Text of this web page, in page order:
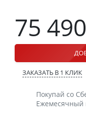
75 490
ЗАКАЗАТЬ В 1 КЛИК
Покупай со
Ежемесячный